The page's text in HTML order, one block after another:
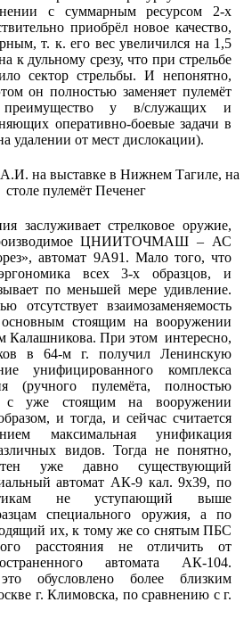
с суммарным ресурсом 2-х
приобрёл новое качество,
т. к. его вес увеличился на 1,5
к дульному срезу, что при стрельбе
сектор стрельбы. И непонятно,
он полностью заменяет пулемёт
у в/служащих и
оперативно-боевые задачи в
удалении от мест дислокации).
заслуживает стрелковое оружие,
ЦНИИТОЧМАШ – АС
автомат 9А91. Мало того, что
эргономика всех 3-х образцов, и
по меньшей мере удивление.
взаимозаменяемость
стоящим на вооружении
Калашникова. При этом интересно,
в 64-м г. получил Ленинскую
унифицированного комплекса
(ручного пулемёта, полностью
с уже стоящим на вооружении
и тогда, и сейчас считается
максимальная унификация
видов. Тогда не понятно,
уже давно существующий
автомат АК-9 кал. 9х39, по
не уступающий выше
специального оружия, а по
их, к тому же со снятым ПБС
расстояния не отличить от
автомата АК-104.
обусловлено более близким
г. Климовска, по сравнению с г.